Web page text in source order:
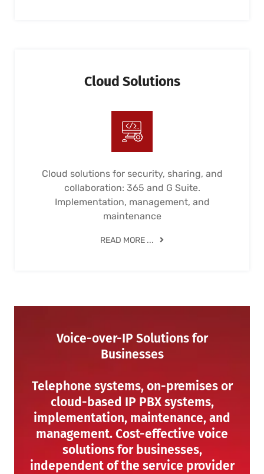
Cloud Solutions
Cloud solutions for security, sharing, and
collaboration: 365 and G Suite.
Implementation, management, and
maintenance
READ MORE ...
Voice-over-IP Solutions for
Businesses
Telephone systems, on-premises or
cloud-based IP PBX systems,
implementation, maintenance, and
management. Cost-effective voice
solutions for businesses,
independent of the service provider